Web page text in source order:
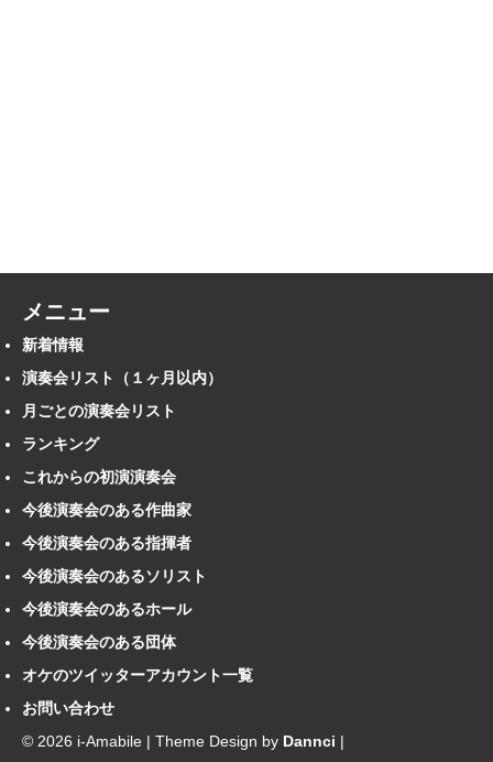
メニュー
新着情報
演奏会リスト（１ヶ月以内）
月ごとの演奏会リスト
ランキング
これからの初演演奏会
今後演奏会のある作曲家
今後演奏会のある指揮者
今後演奏会のあるソリスト
今後演奏会のあるホール
今後演奏会のある団体
オケのツイッターアカウント一覧
お問い合わせ
© 2026 i-Amabile | Theme Design by Dannci |